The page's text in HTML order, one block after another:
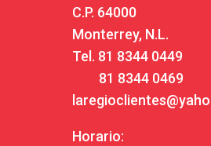
C.P. 64000
Monterrey, N.L.
Tel. 81 8344 0449
81 8344 0469
Horario: